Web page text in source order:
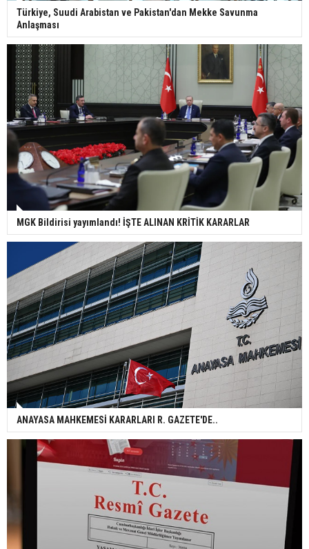
Türkiye, Suudi Arabistan ve Pakistan'dan Mekke Savunma
Anlaşması
MGK Bildirisi yayımlandı! İŞTE ALINAN KRİTİK KARARLAR
ANAYASA MAHKEMESİ KARARLARI R. GAZETE'DE..